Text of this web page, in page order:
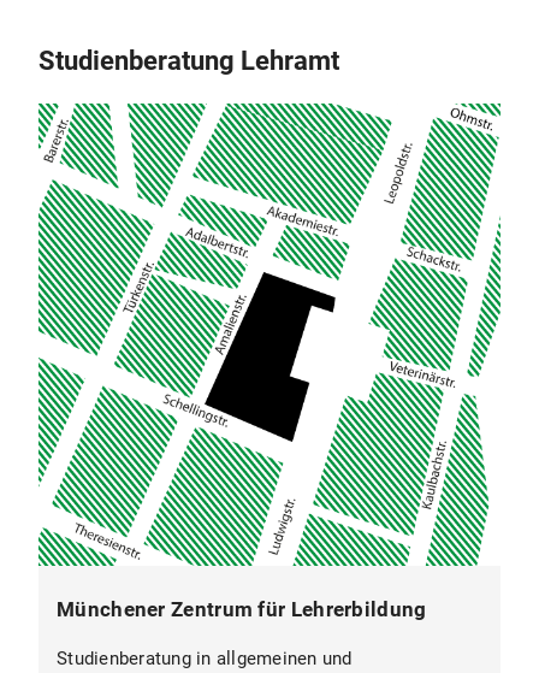
Studienberatung Lehramt
Münchener Zentrum für Lehrerbildung
Studienberatung in allgemeinen und